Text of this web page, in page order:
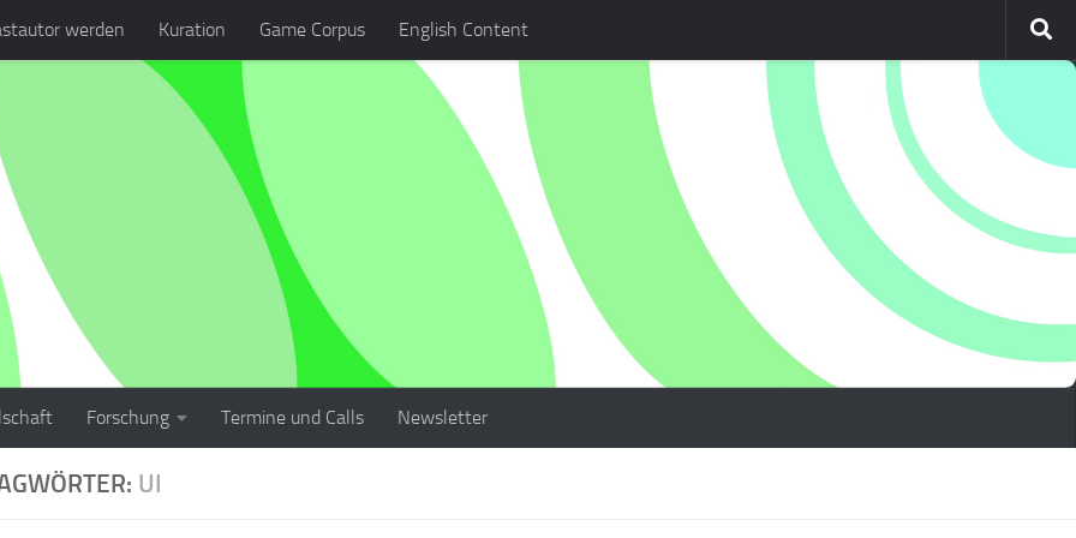
werden Kuration Game Corpus English Content
Forschung Termine und Calls Newsletter
UI